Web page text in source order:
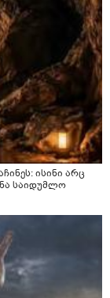
ისინი არც
საიდუმლო